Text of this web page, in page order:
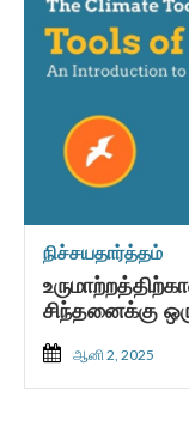
நிச்சயதார்த்தம்
சிந்தனைக்கு
ஆனி 2, 2025